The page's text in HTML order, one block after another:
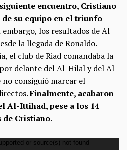
encuentro, Cristiano
su equipo en el triunfo
embargo, los resultados de Al
la llegada de Ronaldo.
el club de Riad comandaba la
delante del Al-Hilal y del Al-
consiguió marcar el
Finalmente, acabaron
Al-Ittihad, pese a los 14
de Cristiano.
or source(s) not found